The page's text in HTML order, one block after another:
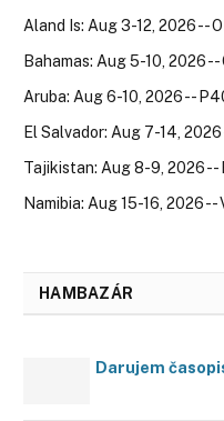
Aland Is: Aug 3-12, 2026 --
Bahamas: Aug 5-10, 2026 --
Aruba: Aug 6-10, 2026 --
El Salvador: Aug 7-14, 2026
Tajikistan: Aug 8-9, 2026 --
Namibia: Aug 15-16, 2026 --
HAMBAZÁR
Darujem